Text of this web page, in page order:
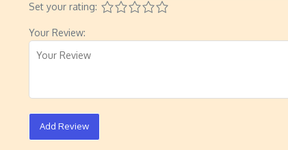
Set your rating:
Your Review:
Add Review